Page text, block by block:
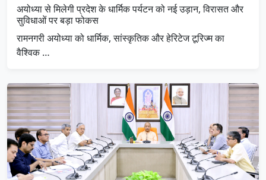
अयोध्या से मिलेगी प्रदेश के धार्मिक पर्यटन को नई उड़ान, विरासत और
सुविधाओं पर बड़ा फोकस
रामनगरी अयोध्या को धार्मिक, सांस्कृतिक और हेरिटेज टूरिज्म का
वैश्विक …